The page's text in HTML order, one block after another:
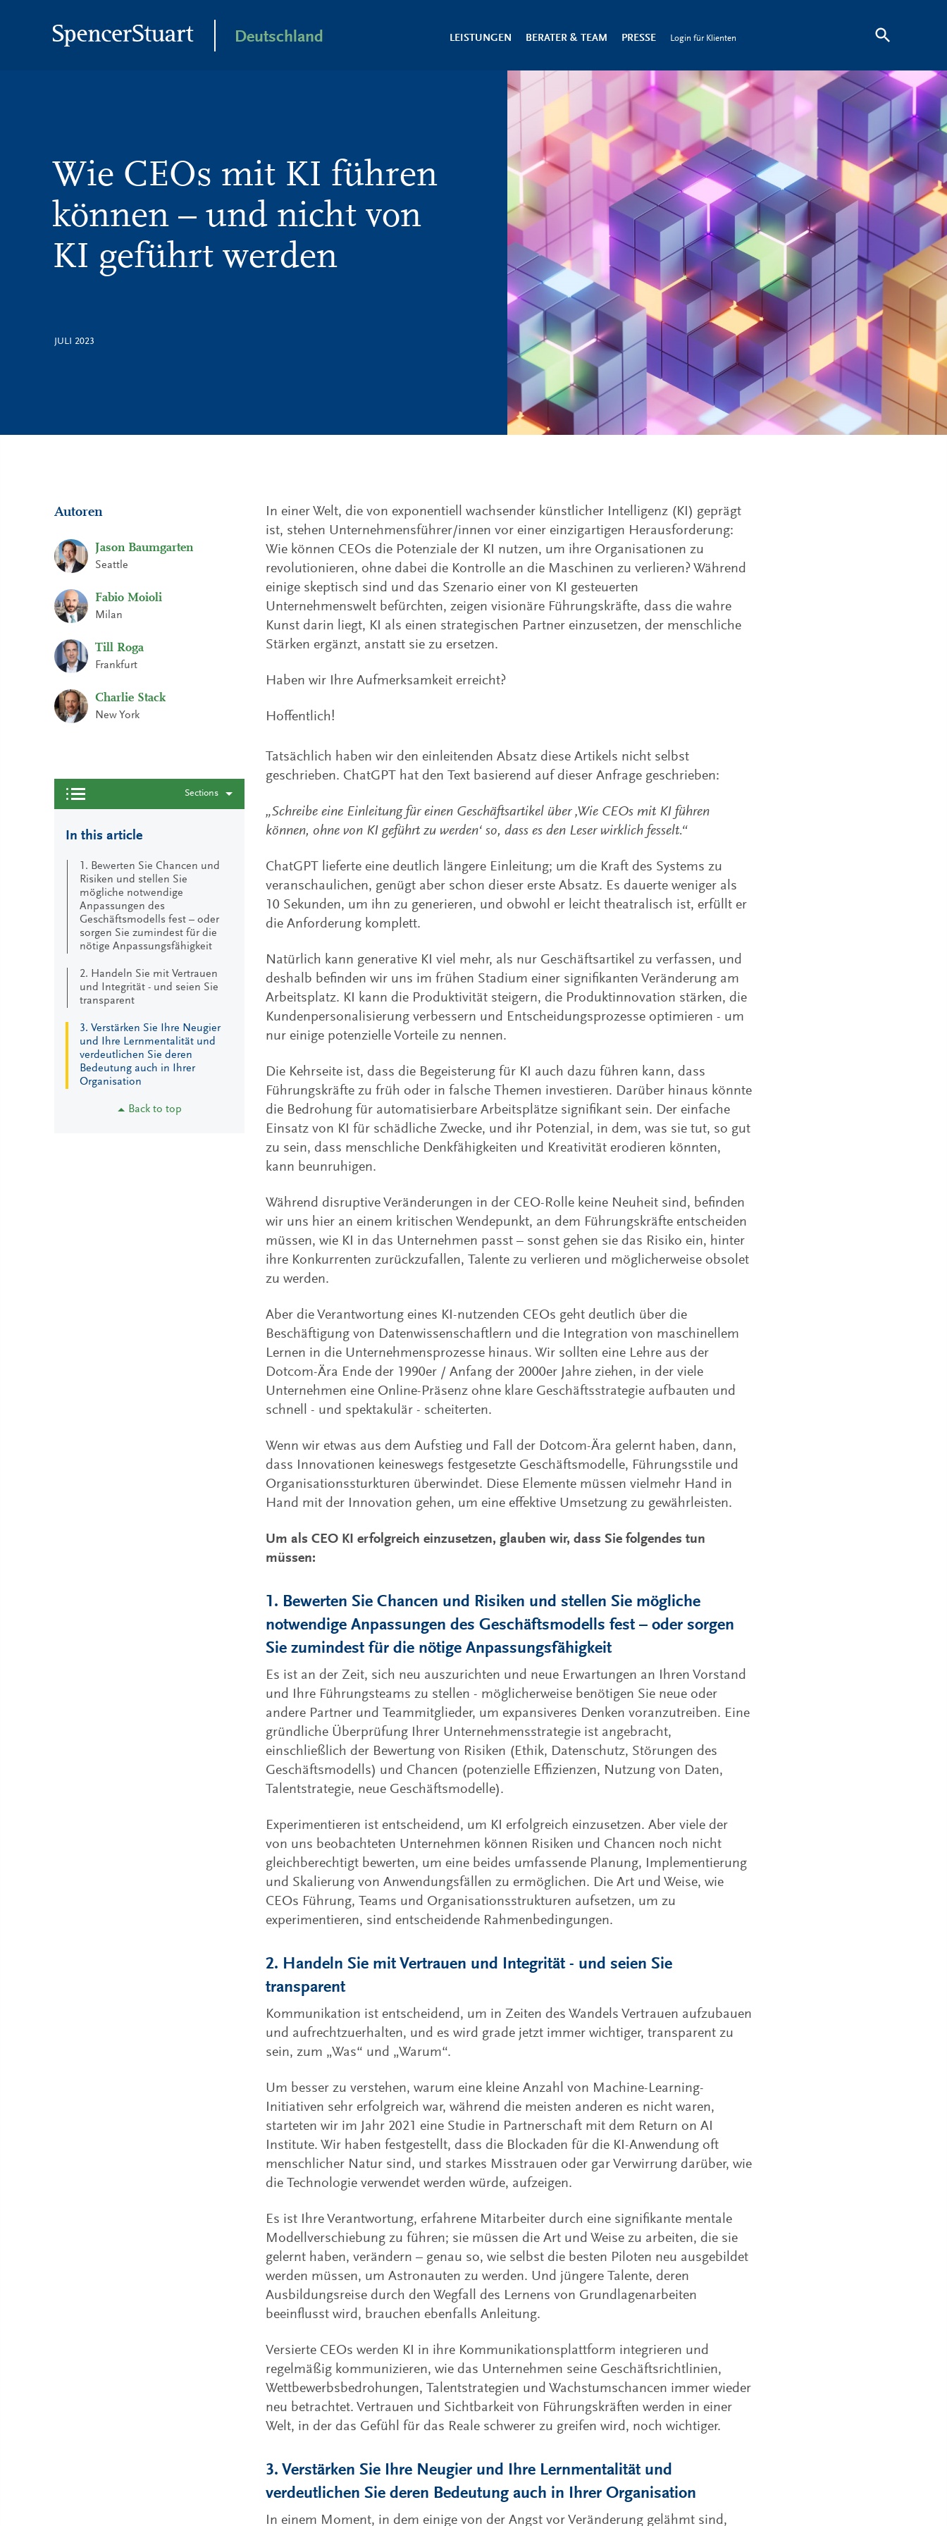
Deutschland LEISTUNGEN BERATER & TEAM PRESSE Login für Klienten
Wie CEOs mit KI führen
können – und nicht von
KI geführt werden
JULI 2023
Autoren
Jason Baumgarten
Seattle
Fabio Moioli
Milan
Till Roga
Frankfurt
Charlie Stack
New York
Sections
In this article
1. Bewerten Sie Chancen und
Risiken und stellen Sie
mögliche notwendige
Anpassungen des
Geschäftsmodells fest – oder
sorgen Sie zumindest für die
nötige Anpassungsfähigkeit
2. Handeln Sie mit Vertrauen
und Integrität - und seien Sie
transparent
3. Verstärken Sie Ihre Neugier
und Ihre Lernmentalität und
verdeutlichen Sie deren
Bedeutung auch in Ihrer
Organisation
Back to top
In einer Welt, die von exponentiell wachsender künstlicher Intelligenz (KI) geprägt
ist, stehen Unternehmensführer/innen vor einer einzigartigen Herausforderung:
Wie können CEOs die Potenziale der KI nutzen, um ihre Organisationen zu
revolutionieren, ohne dabei die Kontrolle an die Maschinen zu verlieren? Während
einige skeptisch sind und das Szenario einer von KI gesteuerten
Unternehmenswelt befürchten, zeigen visionäre Führungskräfte, dass die wahre
Kunst darin liegt, KI als einen strategischen Partner einzusetzen, der menschliche
Stärken ergänzt, anstatt sie zu ersetzen.
Haben wir Ihre Aufmerksamkeit erreicht?
Hoffentlich!
Tatsächlich haben wir den einleitenden Absatz diese Artikels nicht selbst
geschrieben. ChatGPT hat den Text basierend auf dieser Anfrage geschrieben:
„Schreibe eine Einleitung für einen Geschäftsartikel über ‚Wie CEOs mit KI führen
können, ohne von KI geführt zu werden‘ so, dass es den Leser wirklich fesselt.“
ChatGPT lieferte eine deutlich längere Einleitung; um die Kraft des Systems zu
veranschaulichen, genügt aber schon dieser erste Absatz. Es dauerte weniger als
10 Sekunden, um ihn zu generieren, und obwohl er leicht theatralisch ist, erfüllt er
die Anforderung komplett.
Natürlich kann generative KI viel mehr, als nur Geschäftsartikel zu verfassen, und
deshalb befinden wir uns im frühen Stadium einer signifikanten Veränderung am
Arbeitsplatz. KI kann die Produktivität steigern, die Produktinnovation stärken, die
Kundenpersonalisierung verbessern und Entscheidungsprozesse optimieren - um
nur einige potenzielle Vorteile zu nennen.
Die Kehrseite ist, dass die Begeisterung für KI auch dazu führen kann, dass
Führungskräfte zu früh oder in falsche Themen investieren. Darüber hinaus könnte
die Bedrohung für automatisierbare Arbeitsplätze signifikant sein. Der einfache
Einsatz von KI für schädliche Zwecke, und ihr Potenzial, in dem, was sie tut, so gut
zu sein, dass menschliche Denkfähigkeiten und Kreativität erodieren könnten,
kann beunruhigen.
Während disruptive Veränderungen in der CEO-Rolle keine Neuheit sind, befinden
wir uns hier an einem kritischen Wendepunkt, an dem Führungskräfte entscheiden
müssen, wie KI in das Unternehmen passt – sonst gehen sie das Risiko ein, hinter
ihre Konkurrenten zurückzufallen, Talente zu verlieren und möglicherweise obsolet
zu werden.
Aber die Verantwortung eines KI-nutzenden CEOs geht deutlich über die
Beschäftigung von Datenwissenschaftlern und die Integration von maschinellem
Lernen in die Unternehmensprozesse hinaus. Wir sollten eine Lehre aus der
Dotcom-Ära Ende der 1990er / Anfang der 2000er Jahre ziehen, in der viele
Unternehmen eine Online-Präsenz ohne klare Geschäftsstrategie aufbauten und
schnell - und spektakulär - scheiterten.
Wenn wir etwas aus dem Aufstieg und Fall der Dotcom-Ära gelernt haben, dann,
dass Innovationen keineswegs festgesetzte Geschäftsmodelle, Führungsstile und
Organisationssturkturen überwindet. Diese Elemente müssen vielmehr Hand in
Hand mit der Innovation gehen, um eine effektive Umsetzung zu gewährleisten.
Um als CEO KI erfolgreich einzusetzen, glauben wir, dass Sie folgendes tun
müssen:
1. Bewerten Sie Chancen und Risiken und stellen Sie mögliche
notwendige Anpassungen des Geschäftsmodells fest – oder sorgen
Sie zumindest für die nötige Anpassungsfähigkeit
Es ist an der Zeit, sich neu auszurichten und neue Erwartungen an Ihren Vorstand
und Ihre Führungsteams zu stellen - möglicherweise benötigen Sie neue oder
andere Partner und Teammitglieder, um expansiveres Denken voranzutreiben. Eine
gründliche Überprüfung Ihrer Unternehmensstrategie ist angebracht,
einschließlich der Bewertung von Risiken (Ethik, Datenschutz, Störungen des
Geschäftsmodells) und Chancen (potenzielle Effizienzen, Nutzung von Daten,
Talentstrategie, neue Geschäftsmodelle).
Experimentieren ist entscheidend, um KI erfolgreich einzusetzen. Aber viele der
von uns beobachteten Unternehmen können Risiken und Chancen noch nicht
gleichberechtigt bewerten, um eine beides umfassende Planung, Implementierung
und Skalierung von Anwendungsfällen zu ermöglichen. Die Art und Weise, wie
CEOs Führung, Teams und Organisationsstrukturen aufsetzen, um zu
experimentieren, sind entscheidende Rahmenbedingungen.
2. Handeln Sie mit Vertrauen und Integrität - und seien Sie
transparent
Kommunikation ist entscheidend, um in Zeiten des Wandels Vertrauen aufzubauen
und aufrechtzuerhalten, und es wird grade jetzt immer wichtiger, transparent zu
sein, zum „Was“ und „Warum“.
Um besser zu verstehen, warum eine kleine Anzahl von Machine-Learning-
Initiativen sehr erfolgreich war, während die meisten anderen es nicht waren,
starteten wir im Jahr 2021 eine Studie in Partnerschaft mit dem Return on AI
Institute. Wir haben festgestellt, dass die Blockaden für die KI-Anwendung oft
menschlicher Natur sind, und starkes Misstrauen oder gar Verwirrung darüber, wie
die Technologie verwendet werden würde, aufzeigen.
Es ist Ihre Verantwortung, erfahrene Mitarbeiter durch eine signifikante mentale
Modellverschiebung zu führen; sie müssen die Art und Weise zu arbeiten, die sie
gelernt haben, verändern – genau so, wie selbst die besten Piloten neu ausgebildet
werden müssen, um Astronauten zu werden. Und jüngere Talente, deren
Ausbildungsreise durch den Wegfall des Lernens von Grundlagenarbeiten
beeinflusst wird, brauchen ebenfalls Anleitung.
Versierte CEOs werden KI in ihre Kommunikationsplattform integrieren und
regelmäßig kommunizieren, wie das Unternehmen seine Geschäftsrichtlinien,
Wettbewerbsbedrohungen, Talentstrategien und Wachstumschancen immer wieder
neu betrachtet. Vertrauen und Sichtbarkeit von Führungskräften werden in einer
Welt, in der das Gefühl für das Reale schwerer zu greifen wird, noch wichtiger.
3. Verstärken Sie Ihre Neugier und Ihre Lernmentalität und
verdeutlichen Sie deren Bedeutung auch in Ihrer Organisation
In einem Moment, in dem einige von der Angst vor Veränderung gelähmt sind,